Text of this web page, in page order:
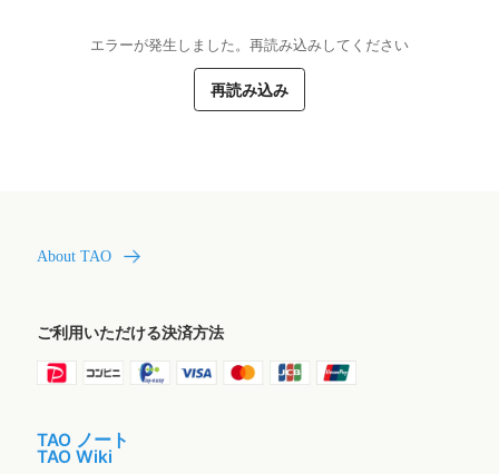
エラーが発生しました。再読み込みしてください
再読み込み
About TAO
ご利用いただける決済方法
TAO ノート
TAO Wiki